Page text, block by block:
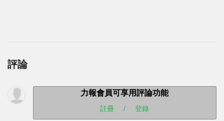
評論
力報會員可享用評論功能
註冊 / 登錄